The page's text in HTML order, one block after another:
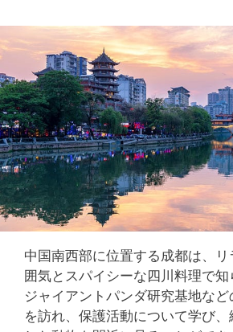
中国南西部に位置する成都は、
囲気とスパイシーな四川料理で知
ジャイアントパンダ研究基地など
を訪れ、保護活動について学び